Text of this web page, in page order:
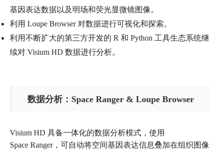
基因表达数据以及明场和荧光显微镜图像。
利用 Loupe Browser 对数据进行可视化和探索。
利用不断扩大的第三方开发的 R 和 Python 工具生态系统继
续对 Visium HD 数据进行分析。
数据分析：Space Ranger & Loupe Browser
Visium HD 具备一体化的数据分析模式，使用
Space Ranger，可自动将空间基因表达信息叠加在组织图像